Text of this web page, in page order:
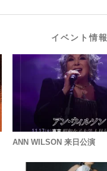
イベント情報
ANN WILSON 来日公演